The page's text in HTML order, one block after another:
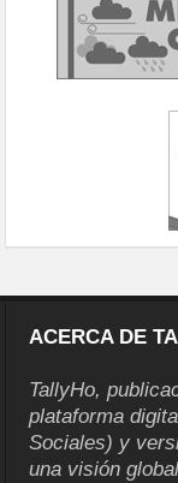
ACERCA DE
TallyHo,
plataforma
Sociales) y
una visión